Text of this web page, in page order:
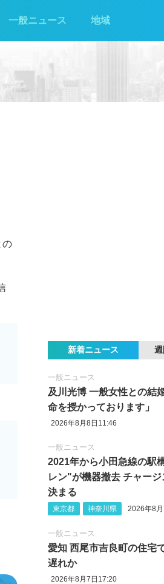
一般ニュース 地域
の
新着ニュース
一般ニュース
及川光博 一般女性との結
命を授かっております」
2026年8月8日11:46
一般ニュース
2021年から小田急線の駅
レン"が機器撤去 チャージ
決まる
東京都 神奈川県 2026年8
一般ニュース
愛知 西尾市吉良町の住宅
遅れか
2026年8月7日17:20